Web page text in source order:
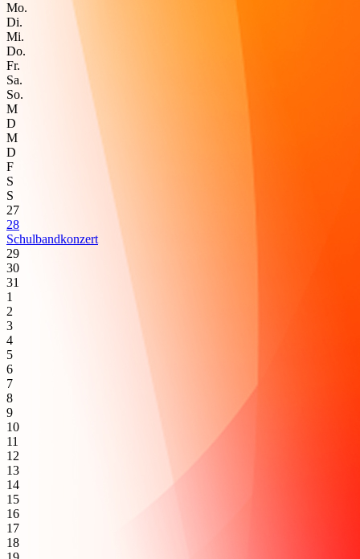
Mo.
Di.
Mi.
Do.
Fr.
Sa.
So.
M
D
M
D
F
S
S
27
28
Schulbandkonzert
29
30
31
1
2
3
4
5
6
7
8
9
10
11
12
13
14
15
16
17
18